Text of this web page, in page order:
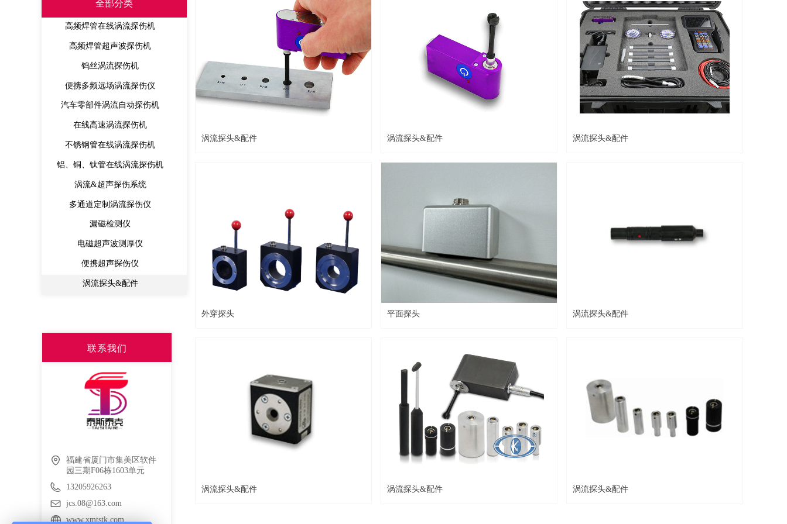
涡流探头&配件 涡流探头&配件 涡流探头&配件
外穿探头 平面探头 涡流探头&配件
涡流探头&配件 涡流探头&配件 涡流探头&配件
福建省厦门市集美区软件
园三期F06栋1603单元
13205926263
jcs.08@163.com
www.xmtstk.com
全部分类
高频焊管在线涡流探伤机
高频焊管超声波探伤机
钨丝涡流探伤机
便携多频远场涡流探伤仪
汽车零部件涡流自动探伤机
在线高速涡流探伤机
不锈钢管在线涡流探伤机
铝、铜、钛管在线涡流探伤机
涡流&超声探伤系统
多通道定制涡流探伤仪
漏磁检测仪
电磁超声波测厚仪
便携超声探伤仪
涡流探头&配件
联系我们